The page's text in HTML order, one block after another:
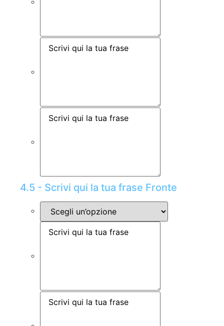
4.5 - Scrivi qui la tua frase Fronte